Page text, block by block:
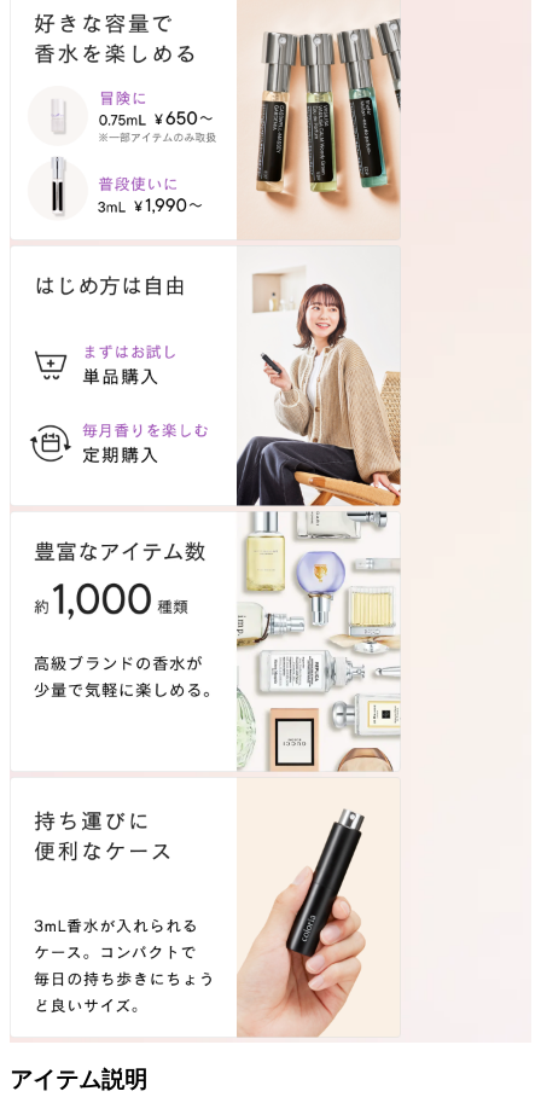
アイテム説明